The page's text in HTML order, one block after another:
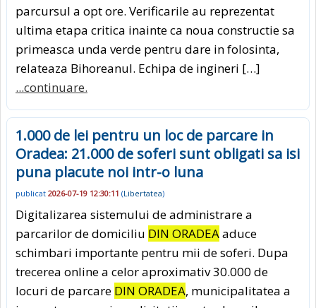
parcursul a opt ore. Verificarile au reprezentat
ultima etapa critica inainte ca noua constructie sa
primeasca unda verde pentru dare in folosinta,
relateaza Bihoreanul. Echipa de ingineri […]
...continuare.
1.000 de lei pentru un loc de parcare in
Oradea: 21.000 de soferi sunt obligati sa isi
puna placute noi intr-o luna
publicat 2026-07-19 12:30:11 (Libertatea)
Digitalizarea sistemului de administrare a
parcarilor de domiciliu DIN ORADEAaduce
schimbari importante pentru mii de soferi. Dupa
trecerea online a celor aproximativ 30.000 de
locuri de parcare DIN ORADEA, municipalitatea a